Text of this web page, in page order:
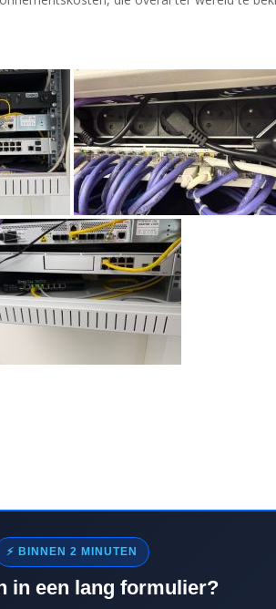
⚡ BINNEN 2 MINUTEN
in een lang formulier?